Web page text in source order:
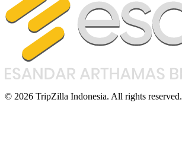
© 2026 TripZilla Indonesia. All rights reserved.